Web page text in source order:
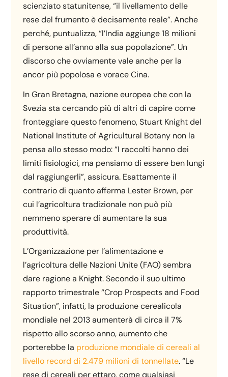
scienziato statunitense, “il livellamento delle
rese del frumento è decisamente reale”. Anche
perché, puntualizza, “l’India aggiunge 18 milioni
di persone all’anno alla sua popolazione”. Un
discorso che ovviamente vale anche per la
ancor più popolosa e vorace Cina.
In Gran Bretagna, nazione europea che con la
Svezia sta cercando più di altri di capire come
fronteggiare questo fenomeno, Stuart Knight del
National Institute of Agricultural Botany non la
pensa allo stesso modo: “I raccolti hanno dei
limiti fisiologici, ma pensiamo di essere ben lungi
dal raggiungerli”, assicura. Esattamente il
contrario di quanto afferma Lester Brown, per
cui l’agricoltura tradizionale non può più
nemmeno sperare di aumentare la sua
produttività.
L’Organizzazione per l’alimentazione e
l’agricoltura delle Nazioni Unite (FAO) sembra
dare ragione a Knight. Secondo il suo ultimo
rapporto trimestrale “Crop Prospects and Food
Situation”, infatti, la produzione cerealicola
mondiale nel 2013 aumenterà di circa il 7%
rispetto allo scorso anno, aumento che
porterebbe la produzione mondiale di cereali al
livello record di 2.479 milioni di tonnellate. “Le
rese di cereali per ettaro, come qualsiasi